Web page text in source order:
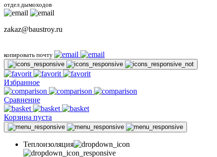
отдел дымоходов
zakaz@baustroy.ru
копировать почту
Избранное
Сравнение
Корзина пуста
Теплоизоляция